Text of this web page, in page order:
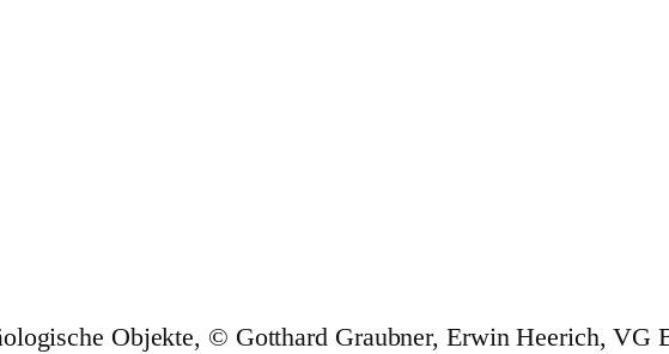
vertreten?
der Raketenstation bewerben?
Objekte, © Gotthard Graubner, Erwin Heerich, VG